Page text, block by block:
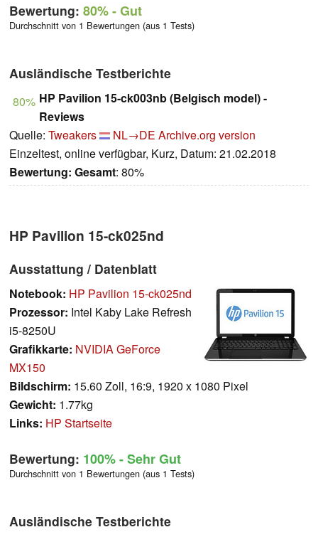
Bewertung: 80%- Gut
Durchschnitt von 1 Bewertungen (aus 1 Tests)
Ausländische Testberichte
80% HP Pavilion 15-ck003nb (Belgisch model) -
Reviews
Quelle: Tweakers NL→DE Archive.org version
Einzeltest, online verfügbar, Kurz, Datum: 21.02.2018
Bewertung: Gesamt: 80%
HP Pavilion 15-ck025nd
Ausstattung / Datenblatt
Notebook: HP Pavilion 15-ck025nd
Prozessor: Intel Kaby Lake Refresh
i5-8250U
Grafikkarte: NVIDIA GeForce
MX150
Bildschirm: 15.60 Zoll, 16:9, 1920 x 1080 Pixel
Gewicht: 1.77kg
Links: HP Startseite
Bewertung: 100%- Sehr Gut
Durchschnitt von 1 Bewertungen (aus 1 Tests)
Ausländische Testberichte